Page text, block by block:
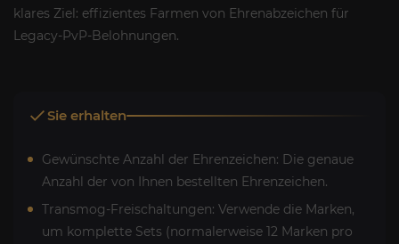
klares Ziel: effizientes Farmen von Ehrenabzeichen für
Legacy-PvP-Belohnungen.
Sie erhalten
Gewünschte Anzahl der Ehrenzeichen: Die genaue
Anzahl der von Ihnen bestellten Ehrenzeichen.
Transmog-Freischaltungen: Verwende die Marken,
um komplette Sets (normalerweise 12 Marken pro